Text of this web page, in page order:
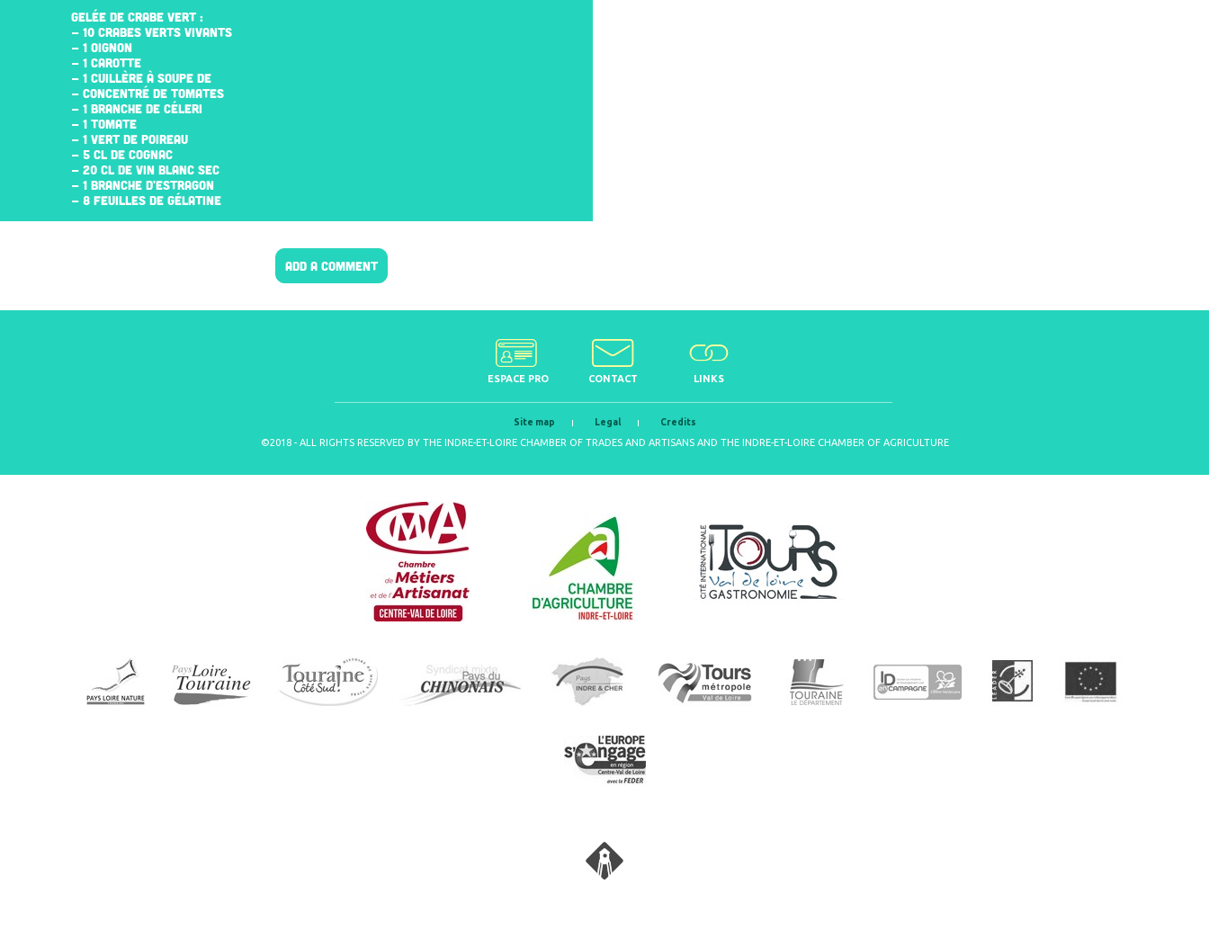
GELÉE DE CRABE VERT :
- 10 CRABES VERTS VIVANTS
- 1 OIGNON
- 1 CAROTTE
- 1 CUILLÈRE À SOUPE DE
- CONCENTRÉ DE TOMATES
- 1 BRANCHE DE CÉLERI
- 1 TOMATE
- 1 VERT DE POIREAU
- 5 CL DE COGNAC
- 20 CL DE VIN BLANC SEC
- 1 BRANCHE D'ESTRAGON
- 8 FEUILLES DE GÉLATINE
ADD A COMMENT
ESPACE PRO CONTACT LINKS
Site map Legal Credits
©2018 - ALL RIGHTS RESERVED BY THE INDRE-ET-LOIRE CHAMBER OF TRADES AND ARTISANS AND THE INDRE-ET-LOIRE CHAMBER OF AGRICULTURE